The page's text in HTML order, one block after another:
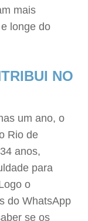
mais
longe do
NO
um ano, o
Rio de
anos,
para
o
do WhatsApp
se os